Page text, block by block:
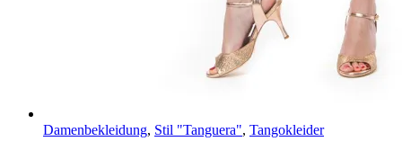
Damenbekleidung, Stil "Tanguera", Tangokleider